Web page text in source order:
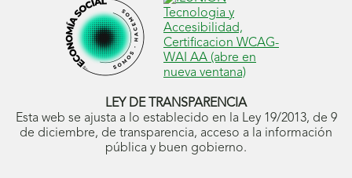
abrirá
en
ventana
nueva)
abrirá
en
ventana
nueva)
abrirá
en
ventana
nueva)
ONCE
(se
abrirá
en
ventana
nueva)
abrirá
en
ventana
nueva)
abrirá
en
ventana
nueva)
ventana
nueva)
LEY DE TRANSPARENCIA
Esta web se ajusta a lo establecido en la Ley 19/2013, de 9
de diciembre, de transparencia, acceso a la información
pública y buen gobierno.